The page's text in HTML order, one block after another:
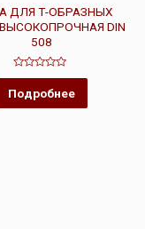
ДЛЯ Т-ОБРАЗНЫХ
DIN
508
Оценка
из
5
Подробнее